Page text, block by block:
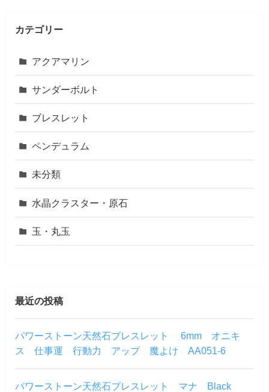
カテゴリー
アクアマリン
サンダーボルト
ブレスレット
ペンデュラム
未分類
水晶クラスター・原石
玉・丸玉
最近の投稿
パワーストーン天然石ブレスレット 6mm オニキ
ス 仕事運 行動力 アップ 魔よけ AA051-6
パワーストーン天然石ブレスレット マナ Black